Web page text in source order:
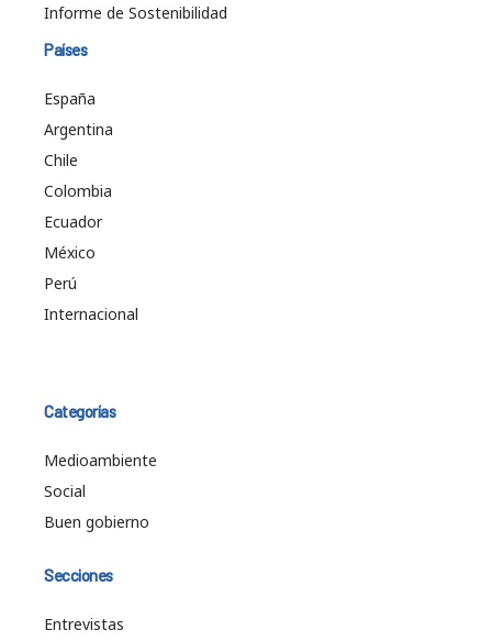
Informe de Sostenibilidad
Países
España
Argentina
Chile
Colombia
Ecuador
México
Perú
Internacional
Categorías
Medioambiente
Social
Buen gobierno
Secciones
Entrevistas